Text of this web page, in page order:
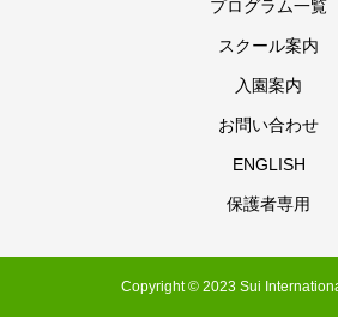
プログラム一覧
スクール案内
入園案内
お問い合わせ
ENGLISH
保護者専用
Copyright © 2023 Sui